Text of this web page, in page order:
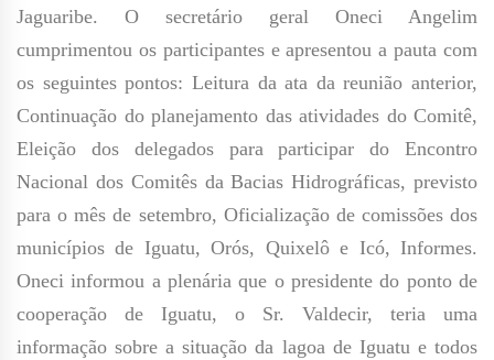
Jaguaribe. O secretário geral Oneci Angelim
cumprimentou os participantes e apresentou a pauta com
os seguintes pontos: Leitura da ata da reunião anterior,
Continuação do planejamento das atividades do Comitê,
Eleição dos delegados para participar do Encontro
Nacional dos Comitês da Bacias Hidrográficas, previsto
para o mês de setembro, Oficialização de comissões dos
municípios de Iguatu, Orós, Quixelô e Icó, Informes.
Oneci informou a plenária que o presidente do ponto de
cooperação de Iguatu, o Sr. Valdecir, teria uma
informação sobre a situação da lagoa de Iguatu e todos